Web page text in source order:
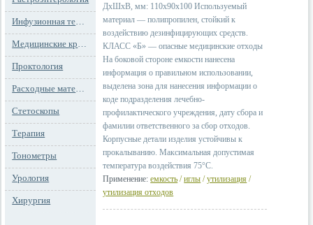
Инфузионная терапия
Медицинские кресла
Проктология
Расходные материалы
Стетоскопы
Терапия
Тонометры
Урология
Хирургия
ДхШхВ, мм: 110x90x100 Используемый
материал — полипропилен, стойкий к
воздействию дезинфицирующих средств.
КЛАСС «Б» — опасные медицинские отходы
На боковой стороне емкости нанесена
информация о правильном использовании,
выделена зона для нанесения информации о
коде подразделения лечебно-
профилактического учреждения, дату сбора и
фамилии ответственного за сбор отходов.
Корпусные детали изделия устойчивы к
прокалыванию. Максимальная допустимая
температура воздействия 75°С.
Применение: емкость /иглы /утилизация /
утилизация отходов